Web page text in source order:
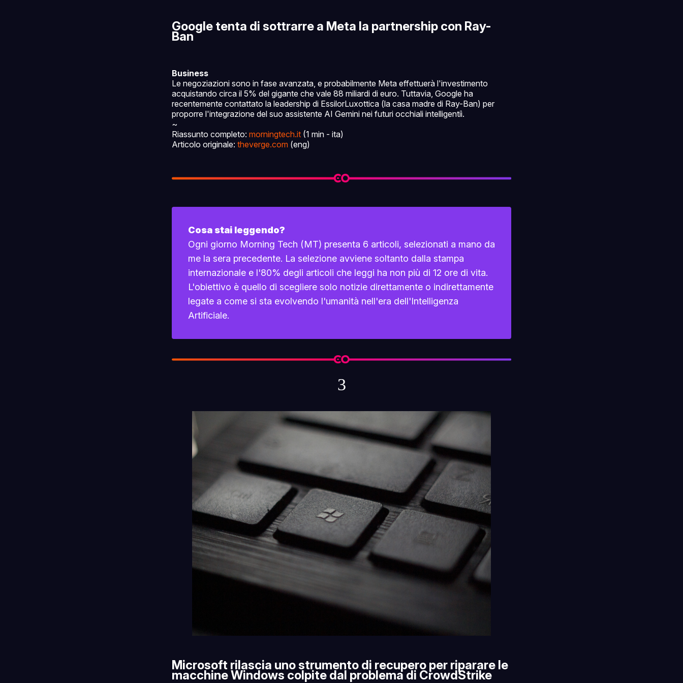
Google tenta di sottrarre a Meta la partnership con Ray-
Ban
Business
Le negoziazioni sono in fase avanzata, e probabilmente Meta effettuerà l'investimento
acquistando circa il 5% del gigante che vale 88 miliardi di euro. Tuttavia, Google ha
recentemente contattato la leadership di EssilorLuxottica (la casa madre di Ray-Ban) per
proporre l'integrazione del suo assistente AI Gemini nei futuri occhiali intelligentiì.
~
Riassunto completo: morningtech.it (1 min - ita)
Articolo originale: theverge.com (eng)
Cosa stai leggendo?
Ogni giorno Morning Tech (MT) presenta 6 articoli, selezionati a mano da
me la sera precedente. La selezione avviene soltanto dalla stampa
internazionale e l'80% degli articoli che leggi ha non più di 12 ore di vita.
L'obiettivo è quello di scegliere solo notizie direttamente o indirettamente
legate a come si sta evolvendo l'umanità nell'era dell'Intelligenza
Artificiale.
3
Microsoft rilascia uno strumento di recupero per riparare le
macchine Windows colpite dal problema di CrowdStrike